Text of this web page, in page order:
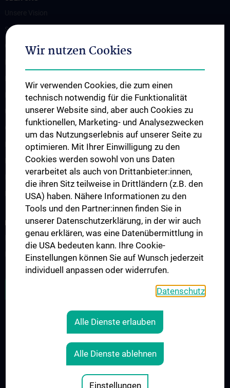
Spenden. Forschen. Heilen.
Organigramm
Flagship Projekte
Unsere Partnerinstitutionen
CCII-Jahresberichte
Events
Kontakt
INFORMATIONEN FÜR PATIENT:INNEN
Informationen für Patient:innen mit Primären Immundefekten
Informationen zum Thema Impfen
COOKIE-EINSTELLUNGEN
Wir nutzen Cookies
Wir verwenden Cookies, die zum einen
technisch notwendig für die Funktionalität
unserer Website sind, aber auch Cookies zu
funktionellen, Marketing- und Analysezwecken
um das Nutzungserlebnis auf unserer Seite zu
optimieren. Mit Ihrer Einwilligung zu den
Cookies werden sowohl von uns Daten
verarbeitet als auch von Drittanbieter:innen,
die ihren Sitz teilweise in Drittländern (z.B. den
USA) haben. Nähere Informationen zu den
Tools und den Partner:innen finden Sie in
unserer Datenschutzerklärung, in der wir auch
genau erklären, was eine Datenübermittlung in
die USA bedeuten kann. Ihre Cookie-
Einstellungen können Sie auf Wunsch jederzeit
individuell anpassen oder widerrufen.
Datenschutz
Alle Dienste erlauben
Alle Dienste ablehnen
Einstellungen